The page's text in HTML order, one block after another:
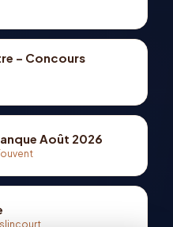
– Concours
Août 2026